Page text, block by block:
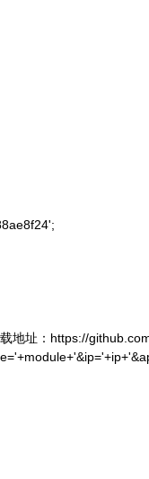
地址：https://